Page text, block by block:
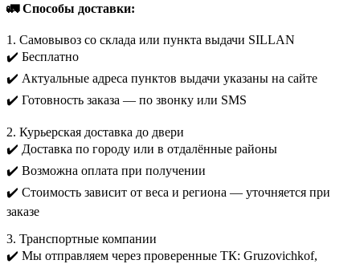
🚛 Способы доставки:
1. Самовывоз со склада или пункта выдачи SILLAN
✔️ Бесплатно
✔️ Актуальные адреса пунктов выдачи указаны на сайте
✔️ Готовность заказа — по звонку или SMS
2. Курьерская доставка до двери
✔️ Доставка по городу или в отдалённые районы
✔️ Возможна оплата при получении
✔️ Стоимость зависит от веса и региона — уточняется при
заказе
3. Транспортные компании
✔️ Мы отправляем через проверенные ТК: Gruzovichkof,